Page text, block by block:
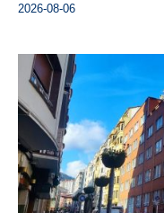
2026-08-06